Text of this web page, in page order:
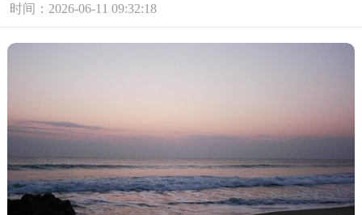
时间：2026-06-11 09:32:18